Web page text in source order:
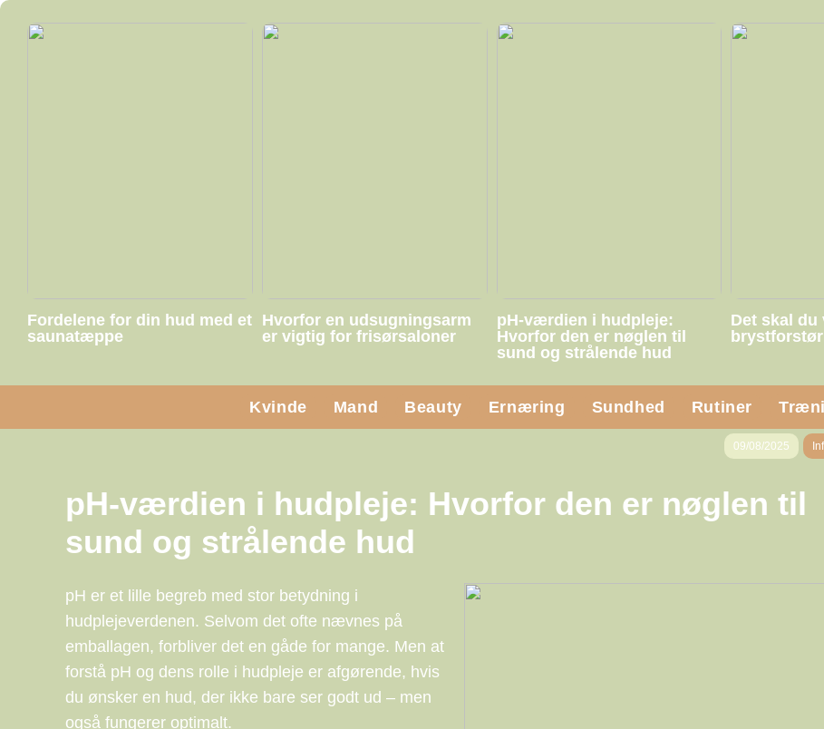
Fordelene for din hud med et
saunatæppe
Hvorfor en udsugningsarm
er vigtig for frisørsaloner
pH-værdien i hudpleje:
Hvorfor den er nøglen til
sund og strålende hud
Det skal du
Kvinde Mand Beauty Ernæring Sundhed Rutiner
09/08/2025
pH-værdien i hudpleje: Hvorfor den er nøglen til
sund og strålende hud
pH er et lille begreb med stor betydning i
hudplejeverdenen. Selvom det ofte nævnes på
emballagen, forbliver det en gåde for mange. Men at
forstå pH og dens rolle i hudpleje er afgørende, hvis
du ønsker en hud, der ikke bare ser godt ud – men
også fungerer optimalt.